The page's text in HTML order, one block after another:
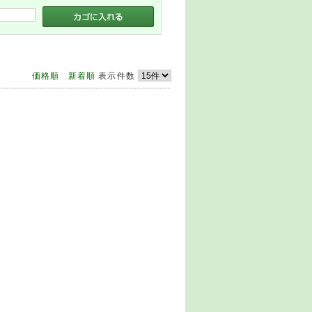
価格順 新着順 表示件数